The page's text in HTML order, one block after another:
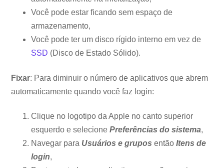
Você pode estar ficando sem espaço de
armazenamento,
Você pode ter um disco rígido interno em vez de
SSD (Disco de Estado Sólido).
Fixar: Para diminuir o número de aplicativos que abrem
automaticamente quando você faz login:
Clique no logotipo da Apple no canto superior
esquerdo e selecionePreferências do sistema,
Navegar para Usuários e grupos entãoItens de
login,